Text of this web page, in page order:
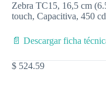
Zebra TC15, 16,5 cm
touch, Capacitiva, 450
📄 Descargar ficha
$ 524.59